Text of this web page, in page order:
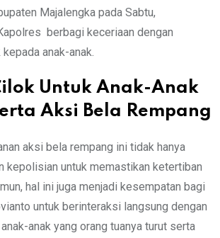
Majalengka pada Sabtu,
berbagi keceriaan dengan
anak-anak.
Untuk Anak-Anak
Aksi Bela Rempang
aksi bela rempang ini tidak hanya
kepolisian untuk memastikan ketertiban
hal ini juga menjadi kesempatan bagi
untuk berinteraksi langsung dengan
anak yang orang tuanya turut serta